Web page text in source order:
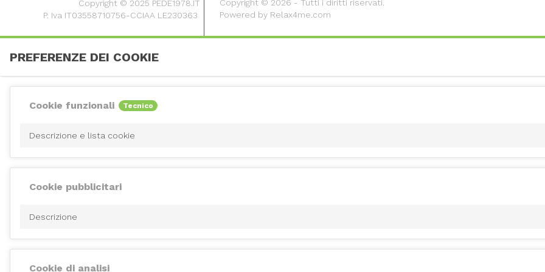
Copyright © 2025 PEDE1978.IT
P. Iva IT03558710756-CCIAA LE230363
Copyright © 2026 - Tutti i diritti riservati.
Powered by Relax4me.com
PREFERENZE DEI COOKIE
Cookie funzionali Tecnico
Descrizione e lista cookie
Cookie pubblicitari
Descrizione
Cookie di analisi